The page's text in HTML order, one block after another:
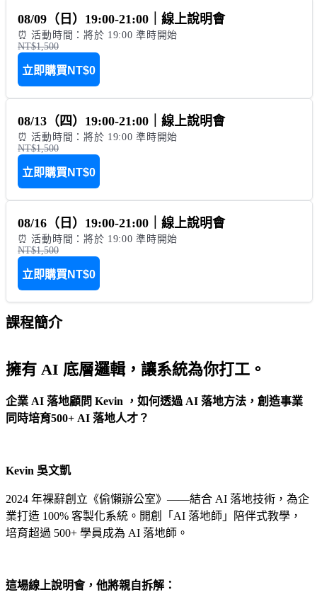
08/09（日）19:00-21:00｜線上說明會
⏰ 活動時間：將於 19:00 準時開始
NT$1,500
立即購買 NT$0
08/13（四）19:00-21:00｜線上說明會
⏰ 活動時間：將於 19:00 準時開始
NT$1,500
立即購買 NT$0
08/16（日）19:00-21:00｜線上說明會
⏰ 活動時間：將於 19:00 準時開始
NT$1,500
立即購買 NT$0
課程簡介
擁有 AI 底層邏輯，讓系統為你打工。
企業 AI 落地顧問 Kevin ，如何透過 AI 落地方法，創造事業
同時培育500+ AI 落地人才？
Kevin 吳文凱
2024 年裸辭創立《偷懶辦公室》——結合 AI 落地技術，為企
業打造 100% 客製化系統。開創「AI 落地師」陪伴式教學，
培育超過 500+ 學員成為 AI 落地師。
這場線上說明會，他將親自拆解：